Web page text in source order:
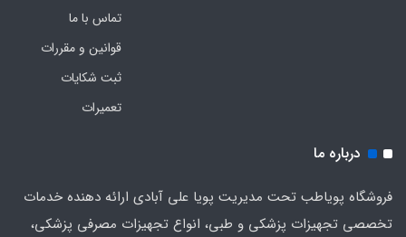
تماس با ما
قوانین و مقررات
ثبت شکایات
تعمیرات
درباره ما
فروشگاه پویاطب تحت مدیریت پویا علی آبادی ارائه دهنده خدمات
تخصصی تجهیزات پزشکی و طبی، انواع تجهیزات مصرفی پزشکی،